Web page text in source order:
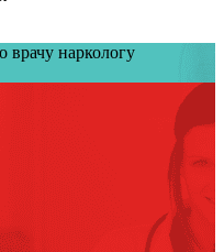
врачу наркологу